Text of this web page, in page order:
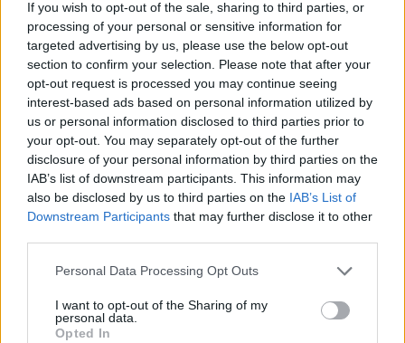
If you wish to opt-out of the sale, sharing to third parties, or
processing of your personal or sensitive information for
targeted advertising by us, please use the below opt-out
section to confirm your selection. Please note that after your
opt-out request is processed you may continue seeing
interest-based ads based on personal information utilized by
us or personal information disclosed to third parties prior to
your opt-out. You may separately opt-out of the further
disclosure of your personal information by third parties on the
IAB’s list of downstream participants. This information may
also be disclosed by us to third parties on the IAB’s List of
Downstream Participants that may further disclose it to other
Personal Data Processing Opt Outs
I want to opt-out of the Sharing of my
personal data.
Opted In
αναφερόταν ως η «Βασίλισσα του
Rock ‘n’ Roll» ενώ έχει πουλήσει πάνω
από 200 εκατομμύρια δίσκους και
singles παγκοσμίως.
Έγινε γνωστή για την ενεργητικότητα
που προέβαλε πάνω στην σκηνή, για
τα δυναμικά της φωνητικά και για την